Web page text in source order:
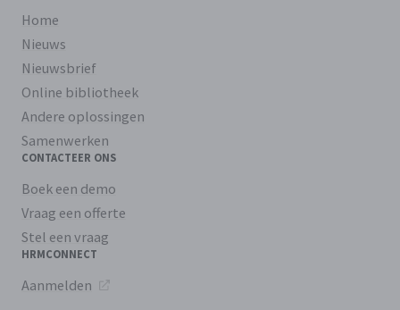
Home
Nieuws
Nieuwsbrief
Online bibliotheek
Andere oplossingen
Samenwerken
CONTACTEER ONS
Boek een demo
Vraag een offerte
Stel een vraag
HRMCONNECT
Aanmelden